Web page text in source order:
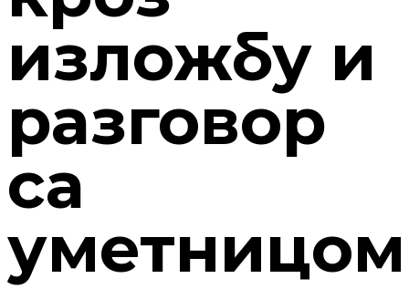
изложбу и
разговор
са
уметницом